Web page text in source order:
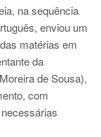
na sequência
enviou um
matérias em
da
de Sousa),
com